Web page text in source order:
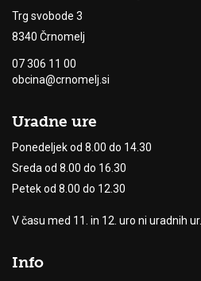
Trg svobode 3
8340 Črnomelj
07 306 11 00
obcina@crnomelj.si
Uradne ure
Ponedeljek od 8.00 do 14.30
Sreda od 8.00 do 16.30
Petek od 8.00 do 12.30
V času med 11. in 12. uro ni uradnih ur.
Info